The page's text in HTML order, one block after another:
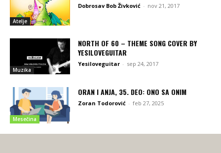
Atelje
Dobrosav Bob Živković - nov 21, 2017
Muzika
NORTH OF 60 – THEME SONG COVER BY
YESILOVEGUITAR
Yesiloveguitar - sep 24, 2017
Mesečina
ORAN I ANJA, 35. DEO: ONO SA ONIM
Zoran Todorović - feb 27, 2025